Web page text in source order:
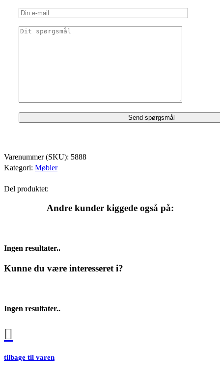
Varenummer (SKU): 5888
Kategori: Møbler
Del produktet:
Andre kunder kiggede også på:
Ingen resultater..
Kunne du være interesseret i?
Ingen resultater..
tilbage til varen